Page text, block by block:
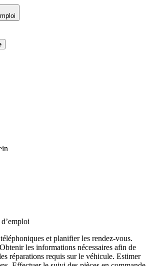
et planifier les rendez-vous.
les informations nécessaires afin de
réparations requis sur le véhicule. Estimer